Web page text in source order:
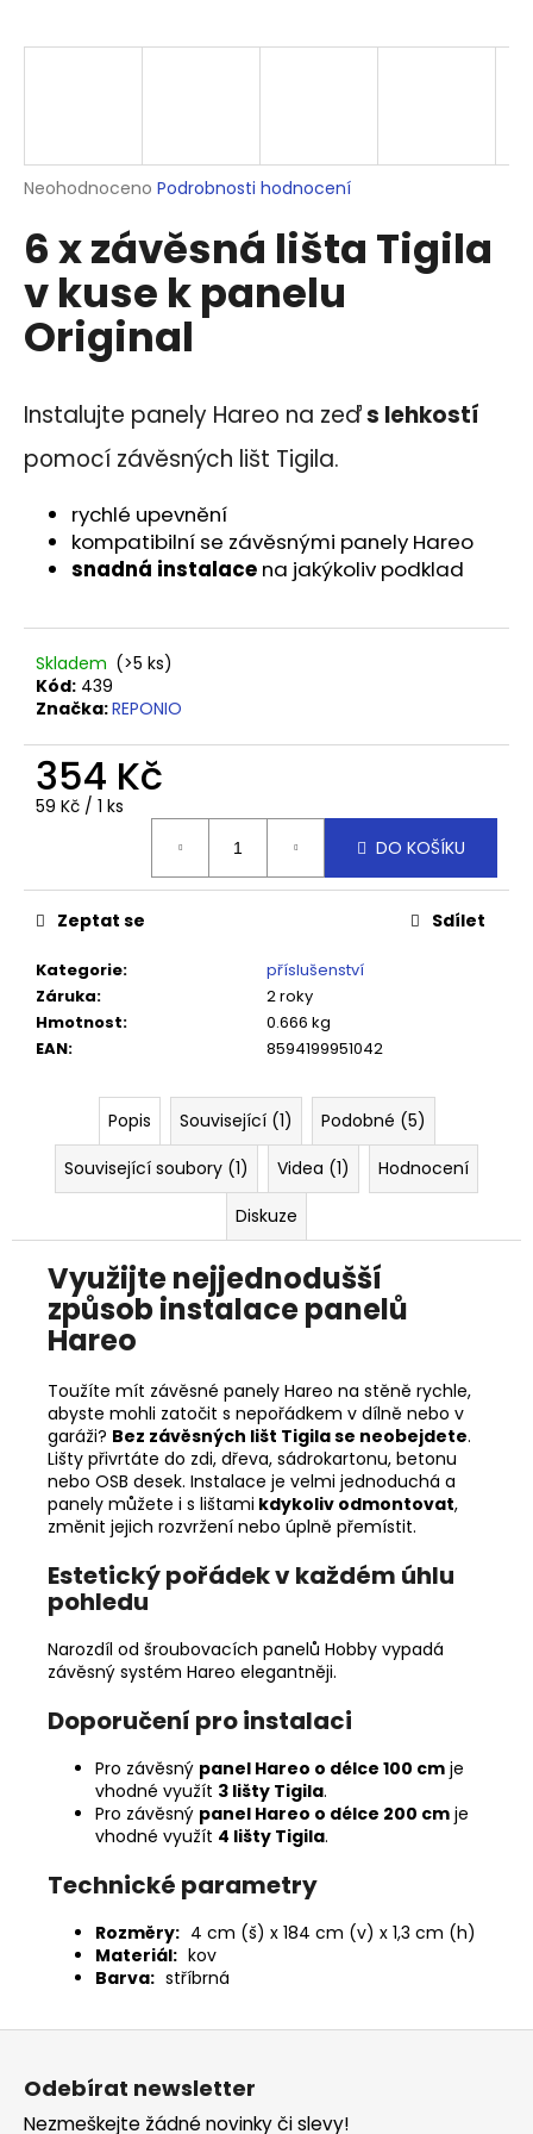
Průměrné
produktu
je
z
5
hvězdiček.
Neohodnoceno Podrobnosti hodnocení
6 x závěsná lišta Tigila
v kuse k panelu
Original
Instalujte panely Hareo na zeďs lehkostí
pomocí závěsných lišt Tigila.
rychlé upevnění
kompatibilní se závěsnými panely Hareo
snadná instalace na jakýkoliv podklad
Skladem (>5 ks)
Kód: 439
Značka:REPONIO
354 Kč
Měrná
59 Kč / 1 ks
DO KOŠÍKU
Kategorie:
příslušenství
Záruka:
2 roky
Hmotnost:
0.666 kg
EAN: 8594199951042
Zeptat se Sdílet
Popis Související (1)
Podobné (5)
Související soubory (1)
Videa (1)
Hodnocení
Diskuze
Využijte nejjednodušší
způsob instalace panelů
Hareo
Toužíte mít závěsné panely Hareo na stěně rychle,
abyste mohli zatočit s nepořádkem v dílně nebo v
garáži? Bez závěsných lišt Tigila se neobejdete.
Lišty přivrtáte do zdi, dřeva, sádrokartonu, betonu
nebo OSB desek. Instalace je velmi jednoduchá a
panely můžete i s lištami kdykoliv odmontovat,
změnit jejich rozvržení nebo úplně přemístit.
Estetický pořádek v každém úhlu
pohledu
Narozdíl od šroubovacích panelů Hobby vypadá
závěsný systém Hareo elegantněji.
Doporučení pro instalaci
Pro závěsný panel Hareo o délce 100 cm je
vhodné využít 3 lišty Tigila.
Pro závěsný panel Hareo o délce 200 cm je
vhodné využít 4 lišty Tigila.
Technické parametry
Rozměry: 4 cm (š) x 184 cm (v) x 1,3 cm (h)
Materiál: kov
Barva: stříbrná
j
?
o
p
o
e
HÁK
SIMPLO
10
CM
Z
Odebírat newsletter
Nezmeškejte žádné novinky či slevy!